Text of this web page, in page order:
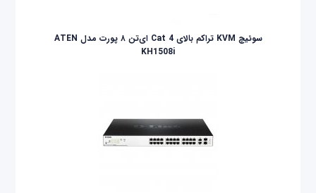
سوئیچ KVM تراکم بالای Cat 4 ای‌تن ۸ پورت مدل ATEN
KH1508i